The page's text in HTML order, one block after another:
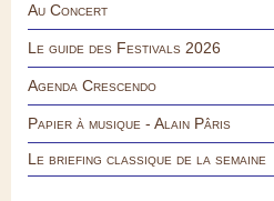
Au Concert
Le guide des Festivals 2026
Agenda Crescendo
Papier à musique - Alain Pâris
Le briefing classique de la semaine